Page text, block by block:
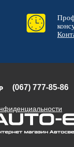
(067) 777-85-86